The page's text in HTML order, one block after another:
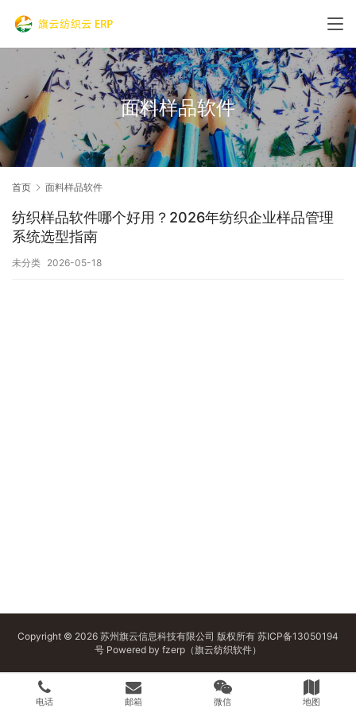
面料样品软件
首页 面料样品软件
纺织样品软件哪个好用？2026年纺织企业样品管理
系统选型指南
未分类 2026-05-18
Copyright © 2026 苏州旗云信息科技有限公司 版权所有 苏ICP备13050194
号 Powered by fzerp（旗云纺织软件）
电话 邮箱 微信 地图